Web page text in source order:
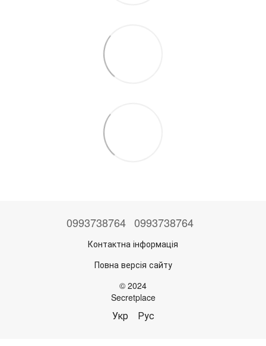
0993738764 0993738764
Контактна інформація
Повна версія сайту
© 2024
Secretplace
Укр Рус